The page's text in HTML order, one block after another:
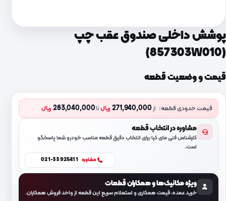
پوشش داخلی صندوق عقب چپ
(857303W010)
قیمت و وضعیت قطعه
قیمت حدودی قطعه: از271,940,000 ریالتا283,040,000 ریال
مشاوره در انتخاب قطعه
کارشناس فنی مای کیا برای انتخاب دقیق قطعه مناسب خودرو شما پاسخگو
است.
مشاوره 021-33925411
ویژه مکانیک‌ها و همکاران قطعات
خرید عمده، قیمت همکاری و استعلام سریع این قطعه از واحد فروش همکاران.